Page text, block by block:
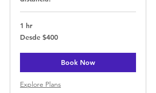
1 hr
Desde
$400
Desde $400
Book Now
Explore Plans